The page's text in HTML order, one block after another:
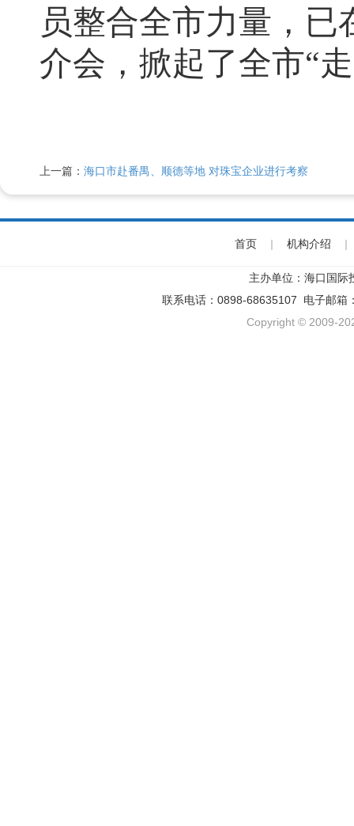
员整合全市力量 ， 已
介会，掀起了全市“
上一篇： 海口市赴番禺、顺德等地 对珠宝企业进行考察
首页 | 机构介绍 |
主办单位：海口国
联系电话：0898-68635107 电子邮箱
Copyright © 2009-